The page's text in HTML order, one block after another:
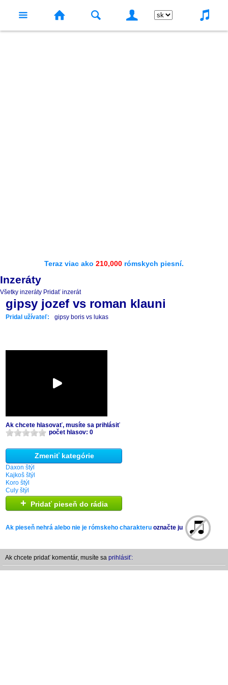
Teraz viac ako 210,000 rómskych piesní.
Inzeráty
Všetky inzeráty Pridať inzerát
gipsy jozef vs roman klauni
Pridal užívateľ: gipsy boris vs lukas
Ak chcete hlasovať, musíte sa prihlásiť
počet hlasov: 0
Zmeniť kategórie
Daxon štýl
Kajkoš štýl
Koro štýl
Culy štýl
+ Pridať pieseň do rádia
Ak pieseň nehrá alebo nie je rómskeho charakteru označte ju
Ak chcete pridať komentár, musíte sa prihlásiť: